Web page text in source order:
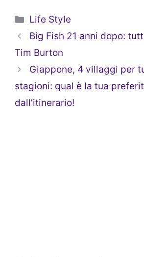
Categorie
Life Style
Big Fish 21 anni dopo:
Tim Burton
Giappone, 4 villaggi per
stagioni: qual è la tua
dall’itinerario!